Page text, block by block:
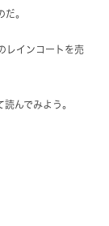
。
レインコートを売
んでみよう。